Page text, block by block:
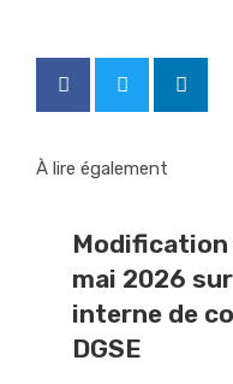
À lire également
Modification
mai 2026
interne de
DGSE